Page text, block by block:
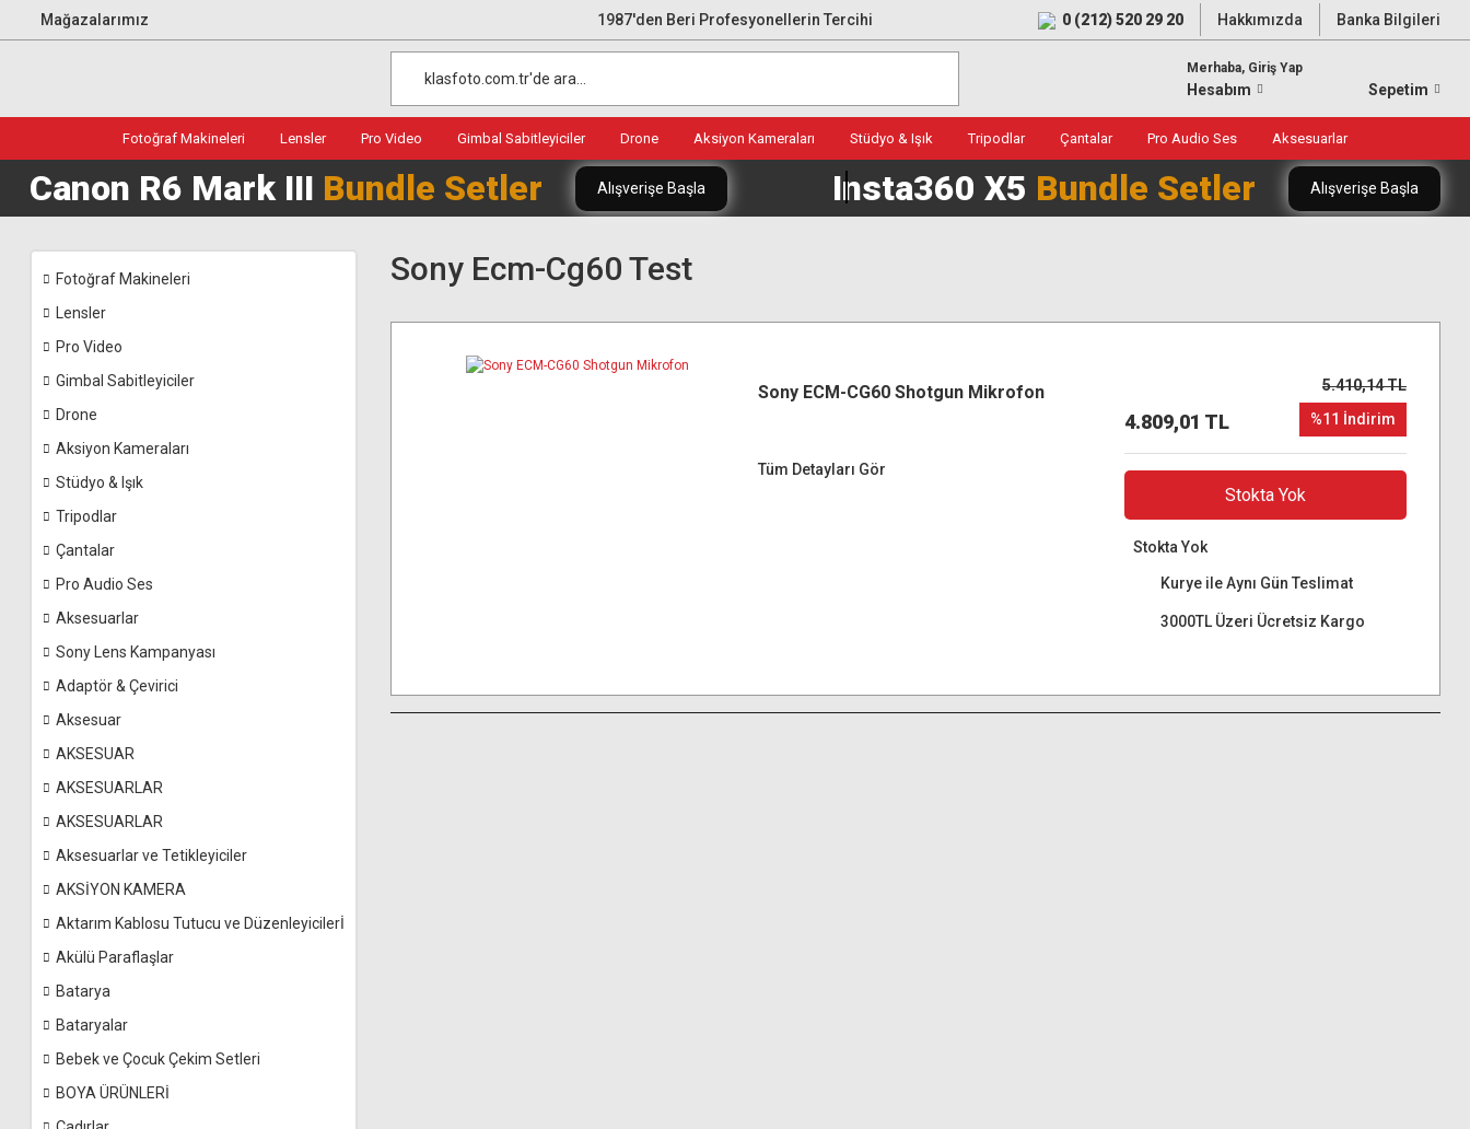
Mağazalarımız 1987'den Beri Profesyonellerin Tercihi 0 (212) 520 29 20 Hakkımızda Banka Bilgileri
Merhaba, Giriş Yap
Hesabım Sepetim
Fotoğraf Makineleri Lensler Pro Video Gimbal Sabitleyiciler Drone Aksiyon Kameraları Stüdyo & Işık Tripodlar Çantalar Pro Audio Ses Aksesuarlar
Canon R6 Mark III Bundle Setler Alışverişe Başla Insta360 X5 Bundle Setler Alışverişe Başla
Fotoğraf Makineleri
Lensler
Pro Video
Gimbal Sabitleyiciler
Drone
Aksiyon Kameraları
Stüdyo & Işık
Tripodlar
Çantalar
Pro Audio Ses
Aksesuarlar
Sony Lens Kampanyası
Adaptör & Çevirici
Aksesuar
AKSESUAR
AKSESUARLAR
AKSESUARLAR
Aksesuarlar ve Tetikleyiciler
AKSİYON KAMERA
Aktarım Kablosu Tutucu ve Düzenleyicilerİ
Akülü Paraflaşlar
Batarya
Bataryalar
Bebek ve Çocuk Çekim Setleri
BOYA ÜRÜNLERİ
Sony Ecm-Cg60 Test
Sony ECM-CG60 Shotgun Mikrofon
Tüm Detayları Gör
4.809,01 TL
5.410,14 TL
%11 İndirim
Stokta Yok
Stokta Yok
Kurye ile Aynı Gün Teslimat
3000TL Üzeri Ücretsiz Kargo